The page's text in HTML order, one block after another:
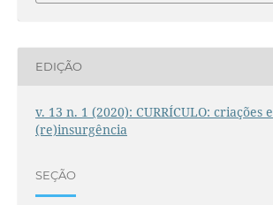
EDIÇÃO
v. 13 n. 1 (2020): CURRÍCULO: criações e
(re)insurgência
SEÇÃO